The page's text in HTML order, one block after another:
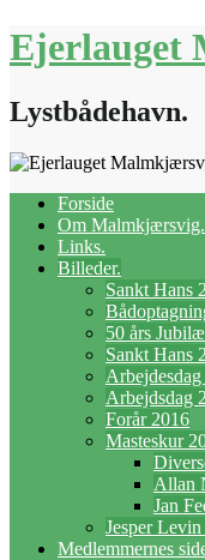
Ejerlauget
Lystbådehavn.
Forside
Om Malmkjærsvig.
Links.
Billeder.
Sankt Hans
50 års
Sankt Hans
Arbejdsdag
Forår 2016
Masteskur
Allan
Jan
Jesper
Medlemmernes